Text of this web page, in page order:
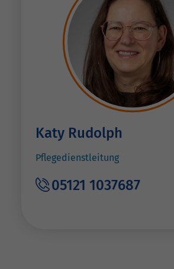
Katy Rudolph
Pflegedienstleitung
05121 1037687